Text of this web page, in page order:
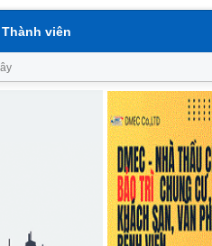
Thành viên